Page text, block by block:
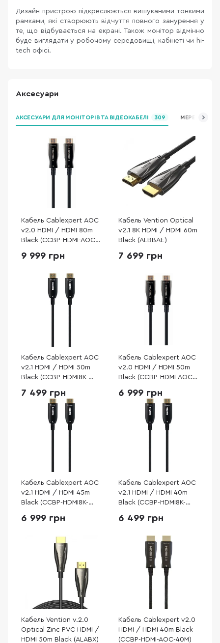
Дизайн пристрою підкреслюється вишуканими тонкими
рамками, які створюють відчуття повного занурення у
те, що відбувається на екрані. Також монітор відмінно
буде виглядати у робочому середовищі, кабінеті чи hi-
tech офісі.
Аксесуари
АКСЕСУАРИ ДЛЯ МОНІТОРІВ ТА ВІДЕОКАБЕЛІ 309 МЕРЕЖЕВІ
Кабель Cablexpert AOC
v2.0 HDMI / HDMI 80m
Black (CCBP-HDMI-AOC-
9 999 грн
Кабель Vention Optical
v2.1 8K HDMI / HDMI 60m
Black (ALBBAE)
7 699 грн
Кабель Cablexpert AOC
v2.1 HDMI / HDMI 50m
Black (CCBP-HDMI8K-
7 499 грн
Кабель Cablexpert AOC
v2.0 HDMI / HDMI 50m
Black (CCBP-HDMI-AOC-
6 999 грн
Кабель Cablexpert AOC
v2.1 HDMI / HDMI 45m
Black (CCBP-HDMI8K-
6 999 грн
Кабель Cablexpert AOC
v2.1 HDMI / HDMI 40m
Black (CCBP-HDMI8K-
6 499 грн
Кабель Vention v.2.0
Optical Zinc PVC HDMI /
HDMI 50m Black (ALABX)
Кабель Cablexpert v2.0
HDMI / HDMI 40m Black
(CCBP-HDMI-AOC-40M)